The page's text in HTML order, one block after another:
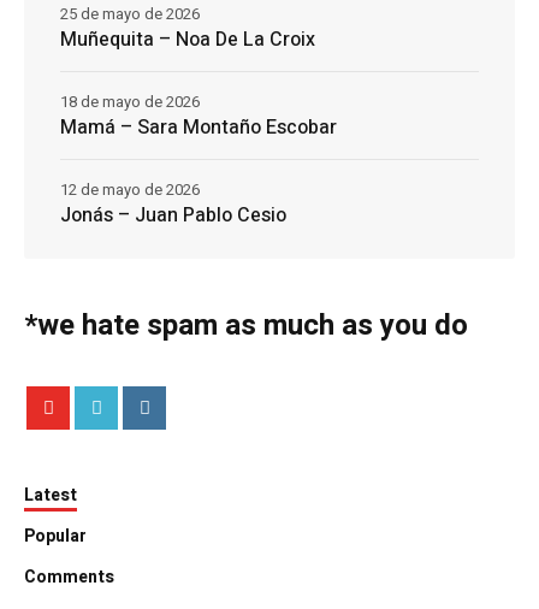
Muñequita – Noa De La Croix
25 de mayo de 2026
Mamá – Sara Montaño Escobar
18 de mayo de 2026
Jonás – Juan Pablo Cesio
12 de mayo de 2026
*we hate spam as much as you do
Latest
Popular
Comments